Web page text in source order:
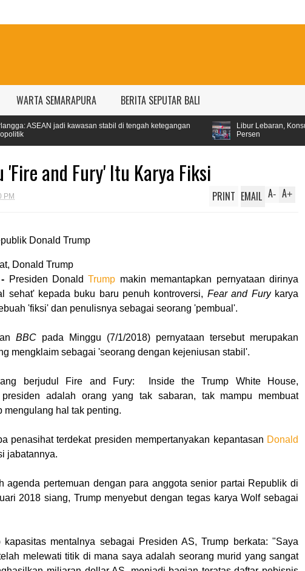
WARTA SEMARAPURA BERITA SEPUTAR BALI
stabil di tengah ketegangan
Libur Lebaran, Konsumsi Pertamax Naik 99
'Fire and Fury' Itu Karya Fiksi
PM A+
A-
PRINT EMAIL
Presiden Donald Trump makin memantapkan pernyataan dirinya
sehat' kepada buku baru penuh kontroversi, Fear and Fury karya
'fiksi' dan penulisnya sebagai seorang 'pembual'.
BBC pada Minggu (7/1/2018) pernyataan tersebut merupakan
mengklaim sebagai 'seorang dengan kejeniusan stabil'.
berjudul Fire and Fury: Inside the Trump White House,
adalah orang yang tak sabaran, tak mampu membuat
mengulang hal tak penting.
penasihat terdekat presiden mempertanyakan kepantasan Donald
jabatannya.
agenda pertemuan dengan para anggota senior partai Republik di
2018 siang, Trump menyebut dengan tegas karya Wolf sebagai
kapasitas mentalnya sebagai Presiden AS, Trump berkata: "Saya
melewati titik di mana saya adalah seorang murid yang sangat